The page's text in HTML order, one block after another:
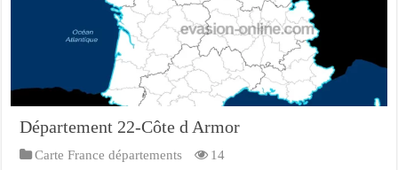
Département 22-Côte d Armor
Carte France départements 14